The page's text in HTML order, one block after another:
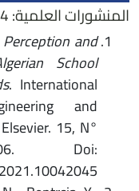
المنشورات العلمية: 24 مقال
Perception and
School
. International
and
15, N°
Doi: